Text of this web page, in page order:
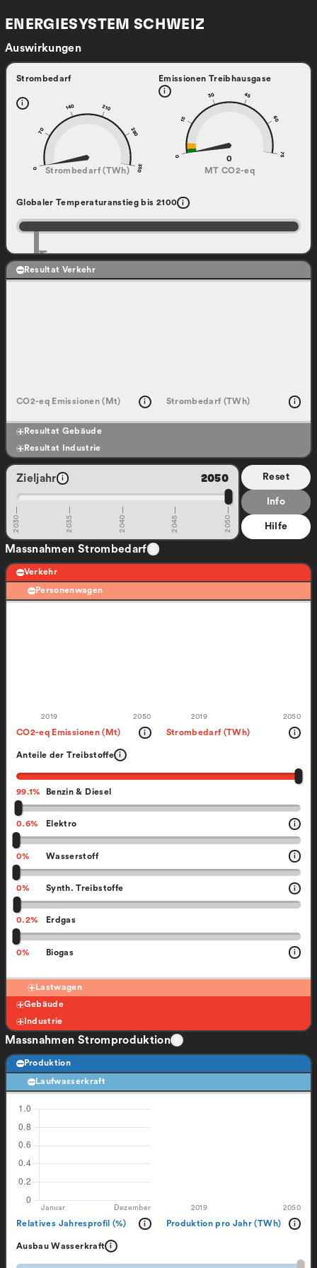
ENERGIESYSTEM SCHWEIZ
Auswirkungen
Strombedarf
i
0
70
140 210
280
350
Strombedarf (TWh)
Emissionen Treibhausgase
i
0
15
30 45
60
75
0
MT CO2-eq
Globaler Temperaturanstieg bis 2100 i
0°
1°
2°
3°
4°
5°
6°
Resultat Verkehr
CO2-eq Emissionen (Mt) i Strombedarf (TWh) i
Resultat Gebäude
Resultat Industrie
Zieljahr i 2050
2030 2035 2040 2045 2050
Reset
Info
Hilfe
Massnahmen Strombedarf
Verkehr
Personenwagen
2019 2050
CO2-eq Emissionen (Mt) i
2019 2050
Strombedarf (TWh) i
Anteile der Treibstoffe i
99.1% Benzin & Diesel
0.6% Elektro i
0% Wasserstoff i
0% Synth. Treibstoffe i
0.2% Erdgas
0% Biogas i
Lastwagen
Gebäude
Industrie
Massnahmen Stromproduktion
Produktion
Laufwasserkraft
Januar Dezember
Relatives Jahresprofil (%) i
2019 2050
Produktion pro Jahr (TWh) i
Ausbau Wasserkraft i